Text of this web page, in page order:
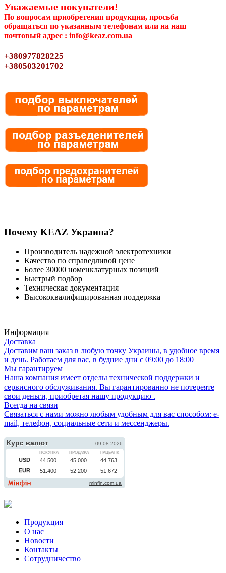
Уважаемые покупатели!
По вопросам приобретения продукции, просьба
обращаться по указанным телефонам или на наш
почтовый адрес : info@keaz.com.ua
+380977828225
+380503201702
Почему KEAZ Украина?
Производитель надежной электротехники
Качество по справедливой цене
Более 30000 номенклатурных позиций
Быстрый подбор
Техническая документация
Высококвалифицированная поддержка
Информация
Доставка
Доставим ваш заказ в любую точку Украины, в удобное время
и день. Работаем для вас, в будние дни с 09:00 до 18:00
Мы гарантируем
Наша компания имеет отделы технической поддержки и
сервисного обслуживания. Вы гарантированно не потереяте
свои деньги, приобретая нашу продукцию .
Всегда на связи
Связаться с нами можно любым удобным для вас способом: e-
mail, телефон, социальные сети и мессенджеры.
Продукция
О нас
Новости
Контакты
Сотрудничество